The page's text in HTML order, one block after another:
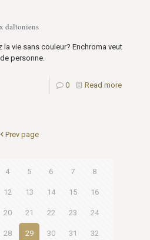
daltoniens
vie sans couleur? Enchroma veut
personne.
0 Read more
Prev page
4 5 6 7 8
12 13 14 15 16
20 21 22 23 24
28 29 30 31 32